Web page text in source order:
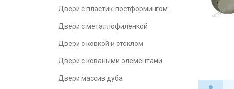
Двери с пластик-постформингом
Двери с металлофиленкой
Двери с ковкой и стеклом
Двери с коваными элементами
Двери массив дуба